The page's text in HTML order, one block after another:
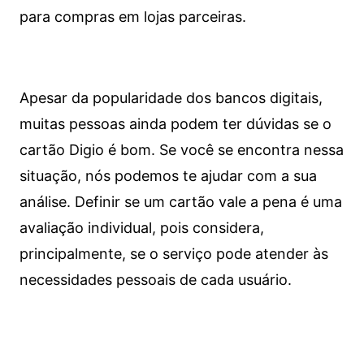
para compras em lojas parceiras.
Apesar da popularidade dos bancos digitais,
muitas pessoas ainda podem ter dúvidas se o
cartão Digio é bom. Se você se encontra nessa
situação, nós podemos te ajudar com a sua
análise. Definir se um cartão vale a pena é uma
avaliação individual, pois considera,
principalmente, se o serviço pode atender às
necessidades pessoais de cada usuário.